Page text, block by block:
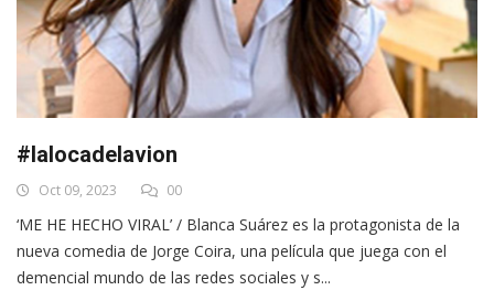
#lalocadelavion
Oct 09, 2023 00
‘ME HE HECHO VIRAL’ / Blanca Suárez es la protagonista de la
nueva comedia de Jorge Coira, una película que juega con el
demencial mundo de las redes sociales y s...